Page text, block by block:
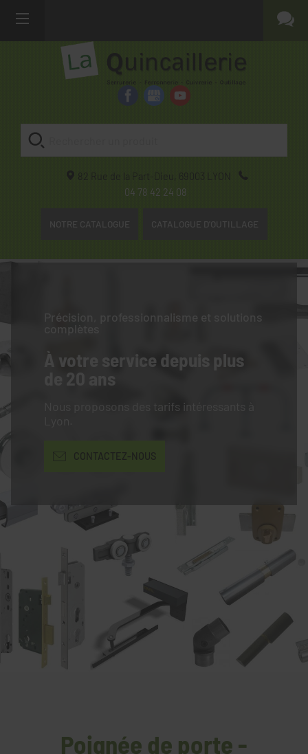
82 Rue de la Part-Dieu, 69003
LYON
04 78 42 24 08
NOTRE CATALOGUE CATALOGUE D'OUTILLAGE
Précision, professionnalisme et solutions
complètes
À votre service depuis plus
de 20 ans
Nous proposons des tarifs intéressants à
CONTACTEZ-NOUS
Poignée de porte -